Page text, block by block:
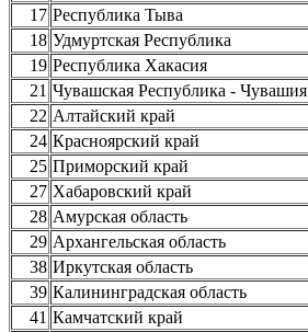
17 Республика Тыва
18 Удмуртская Республика
19 Республика Хакасия
21 Чувашская Республика - Чувашия
22 Алтайский край
24 Красноярский край
25 Приморский край
27 Хабаровский край
28 Амурская область
29 Архангельская область
38 Иркутская область
39 Калининградская область
41 Камчатский край